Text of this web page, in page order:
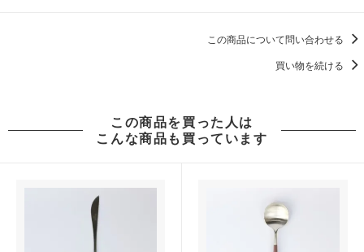
この商品について問い合わせる
買い物を続ける
この商品を買った人は
こんな商品も買っています